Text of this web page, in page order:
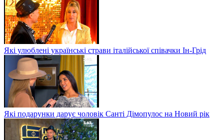
Які улюблені українські страви італійської співачки Ін-Грід
Які подарунки дарує чоловік Санті Дімопулос на Новий рік